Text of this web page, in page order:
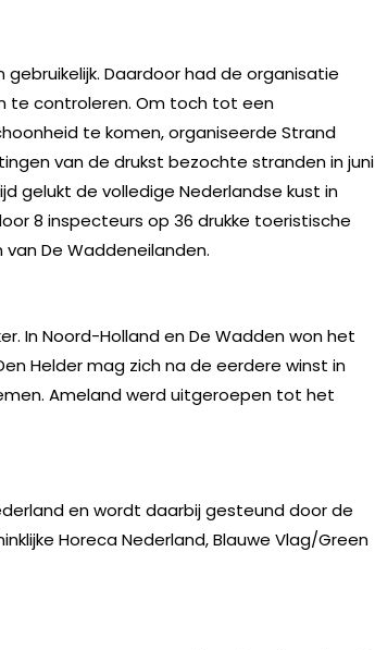
Daardoor had de organisatie
te controleren. Om toch tot een
te komen, organiseerde Strand
van de drukst bezochte stranden in juni
gelukt de volledige Nederlandse kust in
8 inspecteurs op 36 drukke toeristische
De Waddeneilanden.
In Noord-Holland en De Wadden won het
Helder mag zich na de eerdere winst in
Ameland werd uitgeroepen tot het
en wordt daarbij gesteund door de
Horeca Nederland, Blauwe Vlag/Green